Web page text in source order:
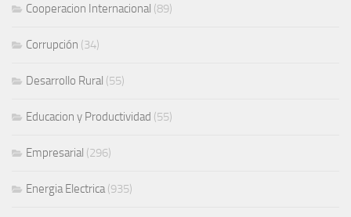
Cooperacion Internacional (89)
Corrupción (34)
Desarrollo Rural (55)
Educacion y Productividad (55)
Empresarial (296)
Energia Electrica(935)